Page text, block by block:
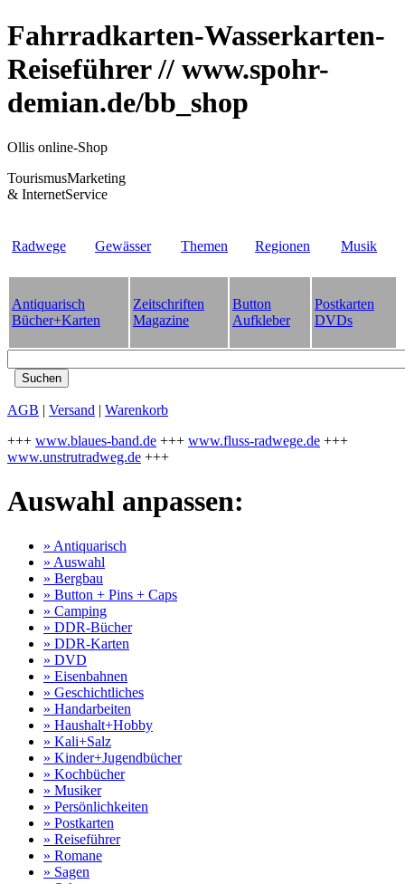
Fahrradkarten-Wasserkarten-
Reiseführer // www.spohr-
demian.de/bb_shop
Ollis online-Shop
TourismusMarketing
& InternetService
Radwege Gewässer Themen Regionen Musik
Antiquarisch
Bücher+Karten
Zeitschriften
Magazine
Button
Aufkleber
Postkarten
DVDs
AGB | Versand | Warenkorb
+++ www.blaues-band.de +++ www.fluss-radwege.de +++
www.unstrutradweg.de +++
Auswahl anpassen:
» Antiquarisch
» Auswahl
» Bergbau
» Button + Pins + Caps
» Camping
» DDR-Bücher
» DDR-Karten
» DVD
» Eisenbahnen
» Geschichtliches
» Handarbeiten
» Haushalt+Hobby
» Kali+Salz
» Kinder+Jugendbücher
» Kochbücher
» Musiker
» Persönlichkeiten
» Postkarten
» Reiseführer
» Romane
» Sagen